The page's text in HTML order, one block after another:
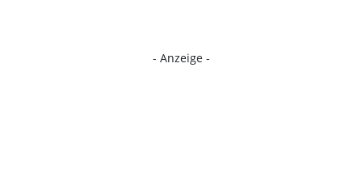
- Anzeige -